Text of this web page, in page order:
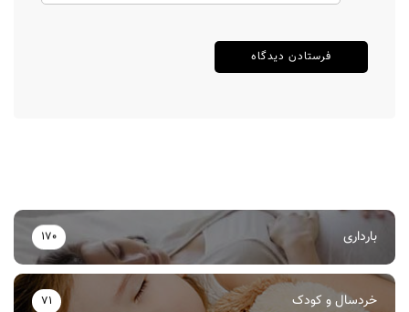
بارداری 170
خردسال و کودک 71